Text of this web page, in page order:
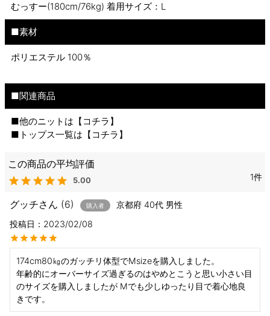
むっすー(180cm/76kg) 着用サイズ：L
■素材
ポリエステル 100％
■関連商品
■他のニットは【 コチラ 】
■トップス一覧は【 コチラ 】
5.00 1
グッチ 6 購入者 京都府 40代 男性
投稿日
2023/02/08
174cm80㎏のガッチリ体型でMsizeを購入しました。
年齢的にオーバーサイズ過ぎるのはやめとこうと思い小さい目
のサイズを購入しましたが Mでも少しゆったり目で着心地良
きです。